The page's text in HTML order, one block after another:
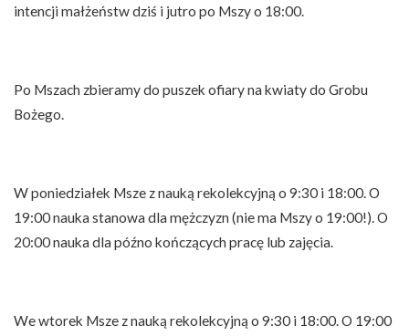
intencji małżeństw dziś i jutro po Mszy o 18:00.
Po Mszach zbieramy do puszek ofiary na kwiaty do Grobu
Bożego.
W poniedziałek Msze z nauką rekolekcyjną o 9:30 i 18:00. O
19:00 nauka stanowa dla mężczyzn (nie ma Mszy o 19:00!). O
20:00 nauka dla późno kończących pracę lub zajęcia.
We wtorek Msze z nauką rekolekcyjną o 9:30 i 18:00. O 19:00